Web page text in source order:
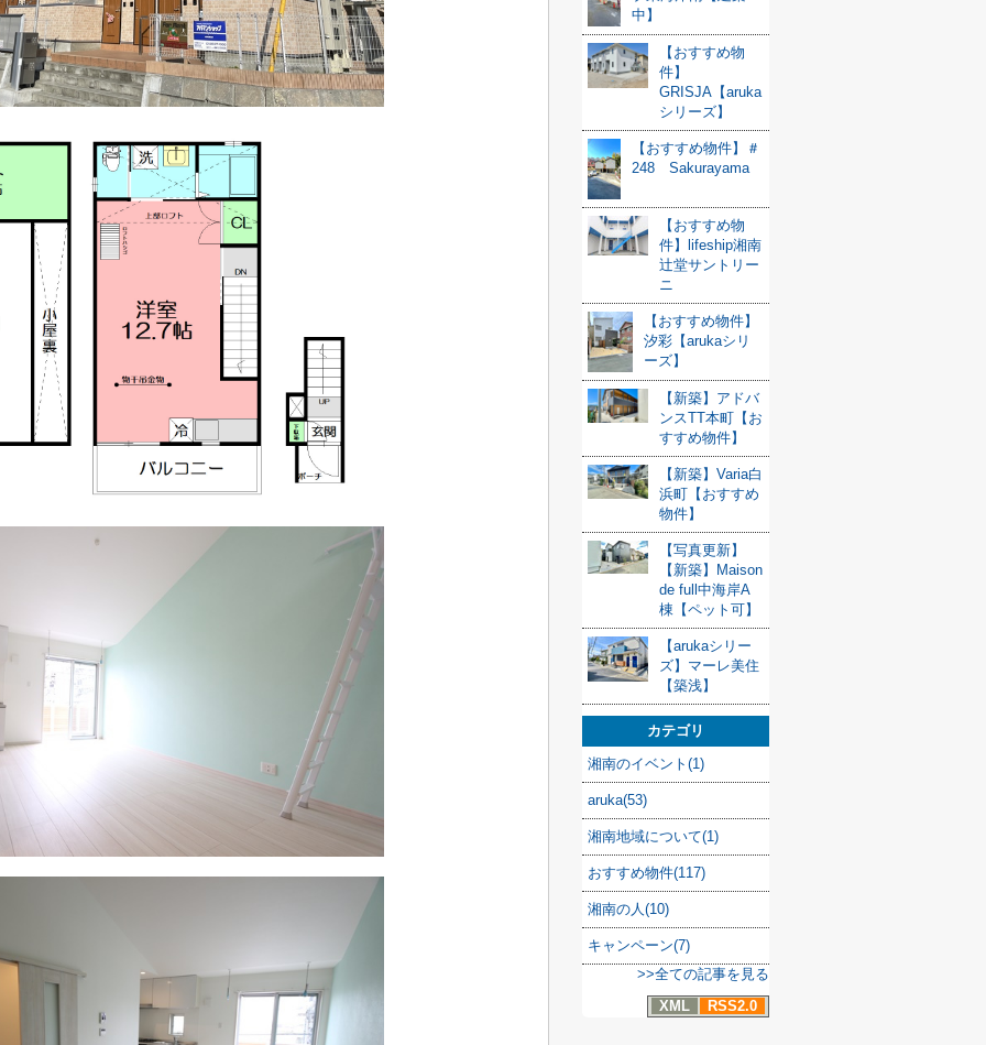
中】
【おすすめ物
件】
GRISJA【aruka
シリーズ】
【おすすめ物件】＃
248 Sakurayama
【おすすめ物
件】lifeship湘南
辻堂サントリー
ニ
【おすすめ物件】
汐彩【arukaシリ
ーズ】
【新築】アドバ
ンスTT本町【お
すすめ物件】
【新築】Varia白
浜町【おすすめ
物件】
【写真更新】
【新築】Maison
de full中海岸A
棟【ペット可】
【arukaシリー
ズ】マーレ美住
【築浅】
カテゴリ
湘南のイベント(1)
aruka(53)
湘南地域について(1)
おすすめ物件(117)
湘南の人(10)
キャンペーン(7)
>>全ての記事を見る
XML
RSS2.0